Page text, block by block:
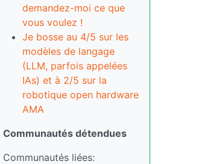
demandez-moi ce que
vous voulez !
Je bosse au 4/5 sur les
modèles de langage
(LLM, parfois appelées
IAs) et à 2/5 sur la
robotique open hardware
AMA
Communautés détendues
Communautés liées: